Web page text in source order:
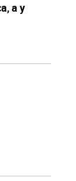
а у